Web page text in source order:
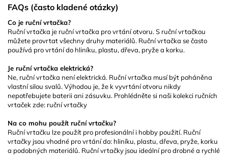
FAQs (často kladené otázky)
Co je ruční vrtačka?
Ruční vrtačka je ruční vrtačka pro vrtání otvoru. S ruční vrtačkou
můžete provrtat všechny druhy materiálů. Ruční vrtačka se často
používá pro vrtání do hliníku, plastu, dřeva, pryže a korku.
Je ruční vrtačka elektrická?
Ne, ruční vrtačka není elektrická. Ruční vrtačka musí být poháněna
vlastní silou svalů. Výhodou je, že k vyvrtání otvoru nikdy
nepotřebujete baterii ani zásuvku. Prohlédněte si naši kolekci ručních
vrtaček zde: ruční vrtačky
Na co mohu použít ruční vrtačku?
Ruční vrtačku lze použít pro profesionální i hobby použití. Ruční
vrtačky jsou vhodné pro vrtání do: hliníku, plastu, dřeva, pryže, korku
a podobných materiálů. Ruční vrtačky jsou ideální pro drobné a rychlé